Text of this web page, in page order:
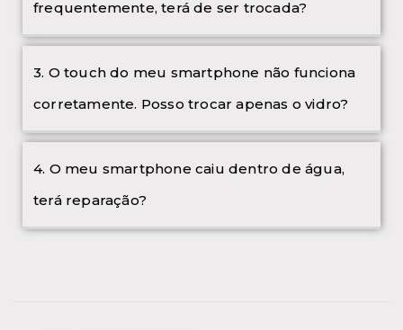
frequentemente, terá de ser trocada?
3. O touch do meu smartphone não funciona
corretamente. Posso trocar apenas o vidro?
4. O meu smartphone caiu dentro de água,
terá reparação?